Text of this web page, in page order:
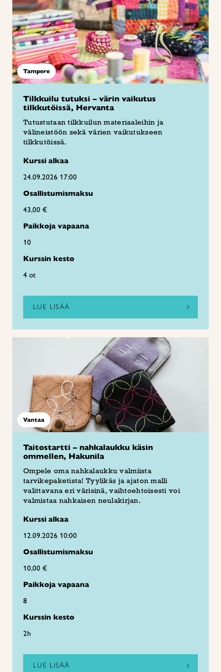
Tampere
Tilkkuilu tutuksi – värin vaikutus
tilkkutöissä, Hervanta
Tutustutaan tilkkuilun materiaaleihin ja
välineistöön sekä värien vaikutukseen
tilkkutöissä.
Kurssi alkaa
24.09.2026 17:00
Osallistumismaksu
43,00 €
Paikkoja vapaana
10
Kurssin kesto
4 ot
LUE LISÄÄ
Vantaa
Taitostartti – nahkalaukku käsin
ommellen, Hakunila
Ompele oma nahkalaukku valmiista
tarvikepaketista! Tyylikäs ja ajaton malli
valittavana eri värisinä, vaihtoehtoisesti voi
valmistaa nahkaisen neulakirjan.
Kurssi alkaa
12.09.2026 10:00
Osallistumismaksu
10,00 €
Paikkoja vapaana
8
Kurssin kesto
2h
LUE LISÄÄ